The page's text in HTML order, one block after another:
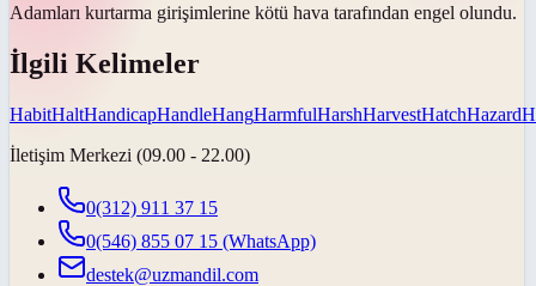
Adamları kurtarma girişimlerine kötü hava tarafından engel olundu.
İlgili Kelimeler
HabitHaltHandicapHandleHangHarmfulHarshHarvestHatchHazard
İletişim Merkezi (09.00 - 22.00)
0(312) 911 37 15
0(546) 855 07 15 (WhatsApp)
destek@uzmandil.com